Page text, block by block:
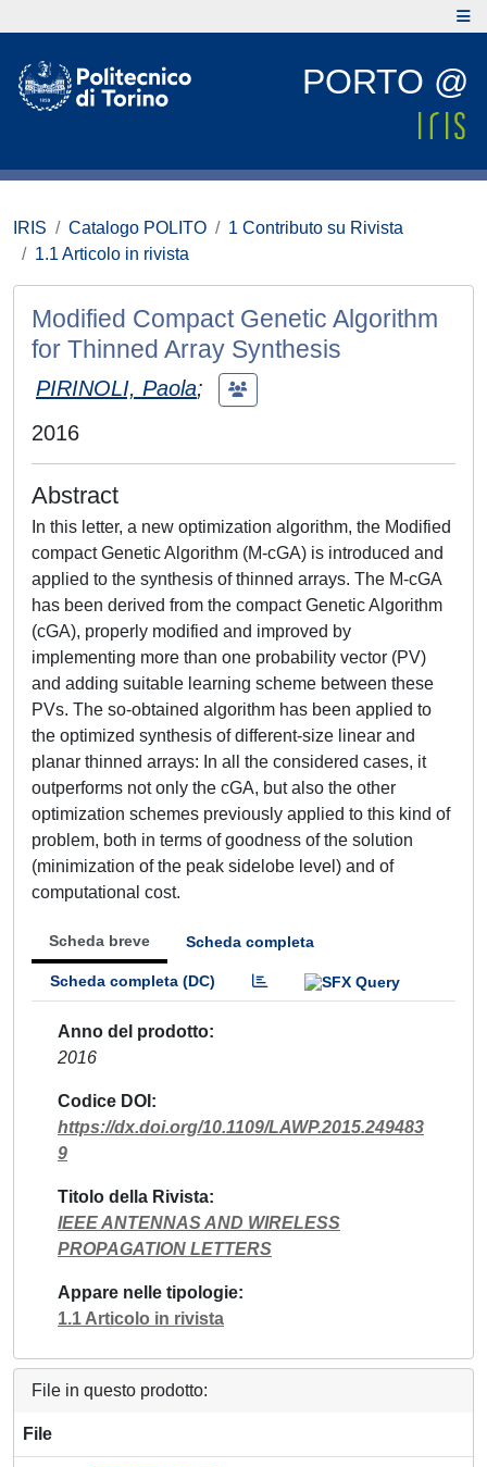
PORTO @
IRIS Catalogo POLITO
1 Contributo su Rivista
1.1 Articolo in rivista
Modified Compact Genetic Algorithm
for Thinned Array Synthesis
PIRINOLI, Paola;
2016
Abstract
In this letter, a new optimization algorithm, the Modified
compact Genetic Algorithm (M-cGA) is introduced and
applied to the synthesis of thinned arrays. The M-cGA
has been derived from the compact Genetic Algorithm
(cGA), properly modified and improved by
implementing more than one probability vector (PV)
and adding suitable learning scheme between these
PVs. The so-obtained algorithm has been applied to
the optimized synthesis of different-size linear and
planar thinned arrays: In all the considered cases, it
outperforms not only the cGA, but also the other
optimization schemes previously applied to this kind of
problem, both in terms of goodness of the solution
(minimization of the peak sidelobe level) and of
computational cost.
Scheda breve Scheda completa
Scheda completa (DC)
Anno del prodotto
2016
Codice DOI
https://dx.doi.org/10.1109/LAWP.2015.249483
9
Titolo della Rivista
IEEE ANTENNAS AND WIRELESS
PROPAGATION LETTERS
Appare nelle tipologie
1.1 Articolo in rivista
File in questo prodotto:
File